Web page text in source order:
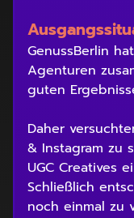
GenussBerlin
Agenturen
guten
Daher
& Instagram zu
UGC Creatives
Schließlich
noch einmal zu